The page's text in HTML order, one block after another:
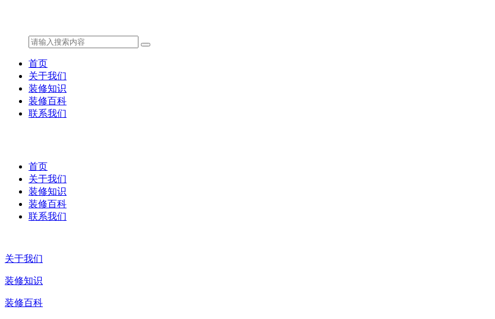
首页
关于我们
装修知识
装修百科
联系我们
首页
关于我们
装修知识
装修百科
联系我们
关于我们
装修知识
装修百科